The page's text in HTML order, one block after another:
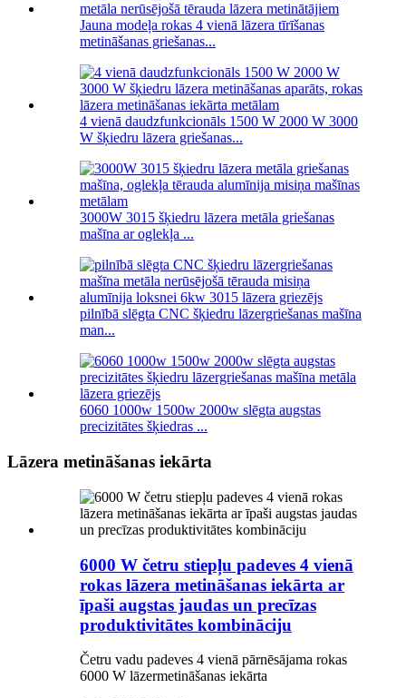
Jauna modeļa rokas 4 vienā lāzera tīrīšanas
metināšanas griešanas...
4 vienā daudzfunkcionāls 1500 W 2000 W 3000
W šķiedru lāzera griešanas...
3000W 3015 šķiedru lāzera metāla griešanas
mašīna ar oglekļa ...
pilnībā slēgta CNC šķiedru lāzergriešanas mašīna
man...
6060 1000w 1500w 2000w slēgta augstas
precizitātes šķiedras ...
Lāzera metināšanas iekārta
6000 W četru stiepļu padeves 4 vienā
rokas lāzera metināšanas iekārta ar
īpaši augstas jaudas un precīzas
produktivitātes kombināciju
Četru vadu padeves 4 vienā pārnēsājama rokas
6000 W lāzermetināšanas iekārta